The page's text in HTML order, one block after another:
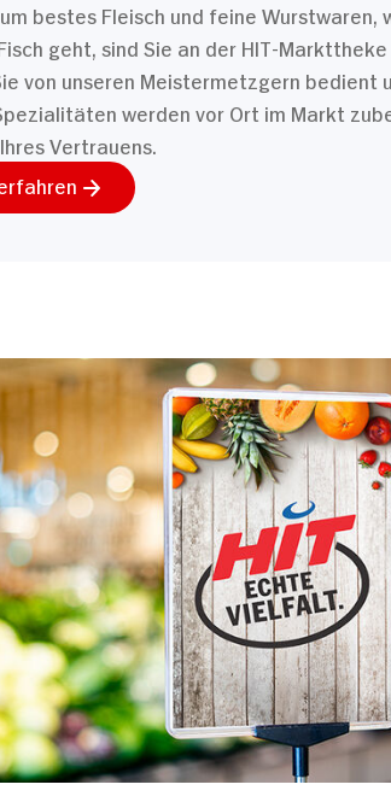
bestes Fleisch und feine Wurstwaren,
geht, sind Sie an der HIT-
von unseren Meistermetzgern bedient
werden vor Ort im Markt
Vertrauens.